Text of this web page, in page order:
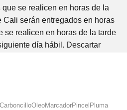
se realicen en horas de la
Cali serán entregados en horas
se realicen en horas de la tarde
día hábil. Descartar
CarboncilloOleoMarcadorPincel Pluma